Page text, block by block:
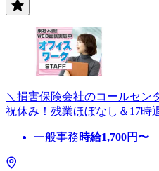
＼損害保険会社のコールセ
祝休み！残業ほぼなし＆17時
一般事務時給1,700円〜